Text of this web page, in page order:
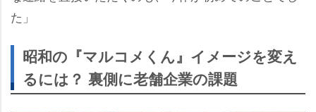
た」
昭和の『マルコメくん』イメージを変え
るには？ 裏側に老舗企業の課題